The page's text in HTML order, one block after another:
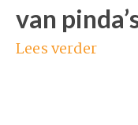
van
Lees verder